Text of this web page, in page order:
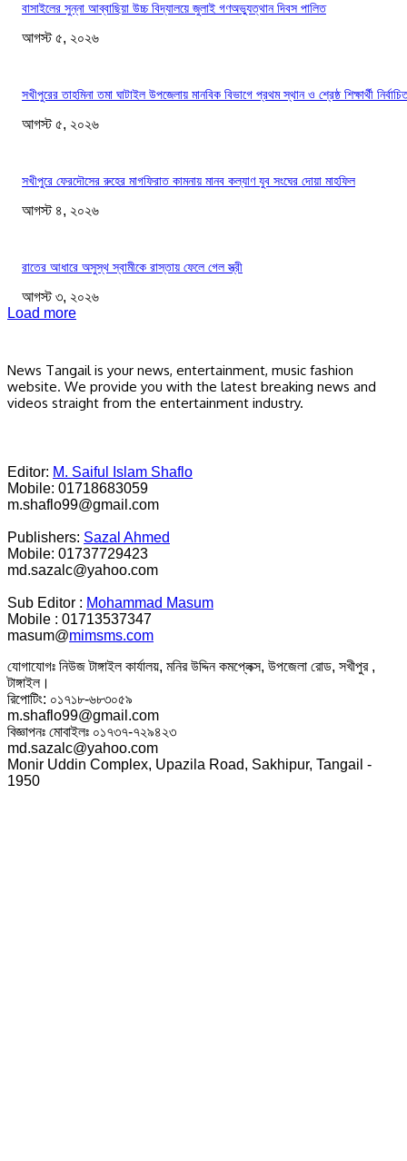
বাসাইলের সুন্না আব্বাছিয়া উচ্চ বিদ্যালয়ে জুলাই গণঅভ্যুত্থান দিবস পালিত
আগস্ট ৫, ২০২৬
সখীপুরের তাহমিনা তমা ঘাটাইল উপজেলায় মানবিক বিভাগে প্রথম স্থান ও শ্রেষ্ঠ শিক্ষার্থী
আগস্ট ৫, ২০২৬
সখীপুরে ফেরদৌসের রুহের মাগফিরাত কামনায় মানব কল্যাণ যুব সংঘের দোয়া মাহফিল
আগস্ট ৪, ২০২৬
রাতের আধারে অসুস্থ স্বামীকে রাস্তায় ফেলে গেল স্ত্রী
আগস্ট ৩, ২০২৬
Load more
News Tangail is your news, entertainment, music fashion
website. We provide you with the latest breaking news and
videos straight from the entertainment industry.
Editor: M. Saiful Islam Shaflo
Mobile: 01718683059
m.shaflo99@gmail.com
Publishers: Sazal Ahmed
Mobile: 01737729423
md.sazalc@yahoo.com
Sub Editor : Mohammad Masum
Mobile : 01713537347
masum@mimsms.com
যোগাযোগঃ নিউজ টাঙ্গাইল কার্যালয়, মনির উদ্দিন কমপ্লেক্স, উপজেলা রোড, সখীপুর ,
টাঙ্গাইল।
রিপোটিং: ০১৭১৮-৬৮৩০৫৯
m.shaflo99@gmail.com
বিজ্ঞাপনঃ মোবাইলঃ ০১৭৩৭-৭২৯৪২৩
md.sazalc@yahoo.com
Monir Uddin Complex, Upazila Road, Sakhipur, Tangail -
1950